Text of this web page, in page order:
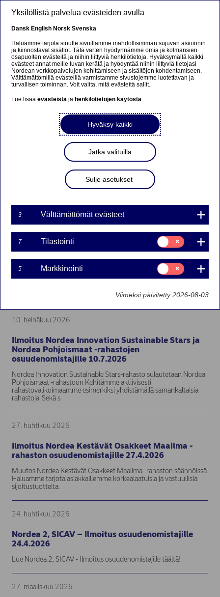
Uutiset
UUTISET
Swedish English
15. heinäkuu 2026
Ilmoitus Nora Three-, Nora Four- ja Nora Five -
rahastojen osuudenomistajille 15.7.2026
Nora Three-, Nora Four- ja Nora Five -rahastot sulautetaan
syöttörahastoja, jotka sijoittavat käytännössä kaikki varansa – luku
10. heinäkuu 2026
Ilmoitus Nordea Innovation Sustainable Stars ja
Nordea Pohjoismaat -rahastojen
osuudenomistajille 10.7.2026
Nordea Innovation Sustainable Stars-rahasto sulautetaan Nordea
Pohjoismaat -rahastoon Kehitämme aktiivisesti
rahastovalikoimaamme esimerkiksi yhdistämällä samankaltaisia
rahastoja. Sekä s
27. huhtikuu 2026
Ilmoitus Nordea Kestävät Osakkeet Maailma -
rahaston osuudenomistajille 27.4.2026
Muutos Nordea Kestävät Osakkeet Maailma -rahaston säännöissä
Haluamme tarjota asiakkaillemme korkealaatuisia ja vastuullisia
sijoitustuotteita.
24. huhtikuu 2026
Nordea 2, SICAV – Ilmoitus osuudenomistajille
24.4.2026
Lue Nordea 2, SICAV - Ilmoitus osuudenomistajille täältä!
27. maaliskuu 2026
Yksilöllistä palvelua evästeiden avulla
Dansk English Norsk Svenska
Haluamme tarjota sinulle sivuillamme mahdollisimman sujuvan asioinnin
ja kiinnostavat sisällöt. Tätä varten hyödynnämme omia ja kolmansien
osapuolten evästeitä ja niihin liittyviä henkilötietoja. Hyväksymällä kaikki
evästeet annat meille luvan kerätä ja hyödyntää niihin liittyviä tietojasi
Nordean verkkopalvelujen kehittämiseen ja sisältöjen kohdentamiseen.
Välttämättömillä evästeillä varmistamme sivustojemme luotettavan ja
turvallisen toiminnan. Voit valita, mitä evästeitä sallit.
Lue lisääevästeistä ja henkilötietojen käytöstä.
Hyväksy kaikki
Jatka valituilla
Sulje asetukset
3 Välttämättömät evästeet
7 Tilastointi
Suostumusvalinta:
Tilastointi
5 Markkinointi
Suostumusvalinta:
Markkinointi
Viimeksi päivitetty 2026-08-03